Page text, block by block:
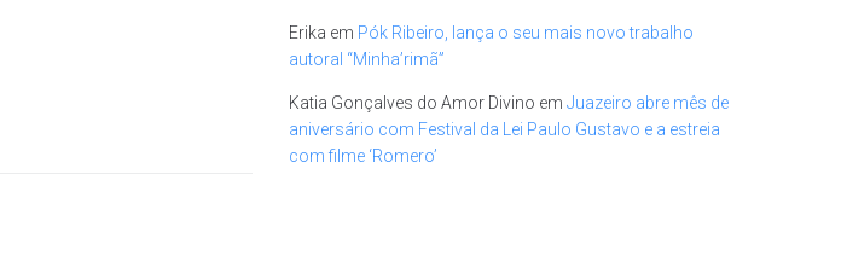
Erika em Pók Ribeiro, lança o seu mais novo trabalho
autoral “Minha’rimã”
Katia Gonçalves do Amor Divino em Juazeiro abre mês de
aniversário com Festival da Lei Paulo Gustavo e a estreia
com filme ‘Romero’